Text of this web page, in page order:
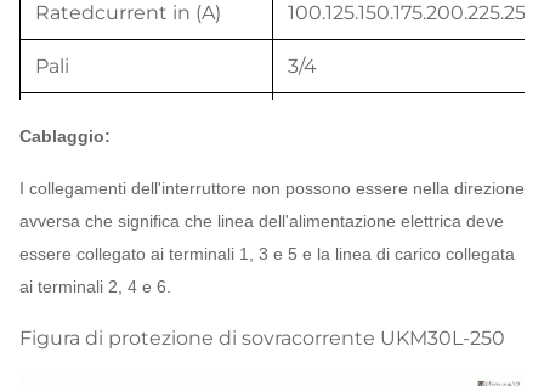
Ratedcurrent in (A) 100.125.150.175.200.225.250
Pali 3/4
Short stimato/servizio
di limite che rompe
capitily Icu/CI (KA)
50/25
Corrente residua di
Cablaggio:
I collegamenti dell'interruttore non possono essere nella direzione
avversa che significa che linea dell'alimentazione elettrica deve
essere collegato ai terminali 1, 3 e 5 e la linea di carico collegata
ai terminali 2, 4 e 6.
Figura di protezione di sovracorrente UKM30L-250